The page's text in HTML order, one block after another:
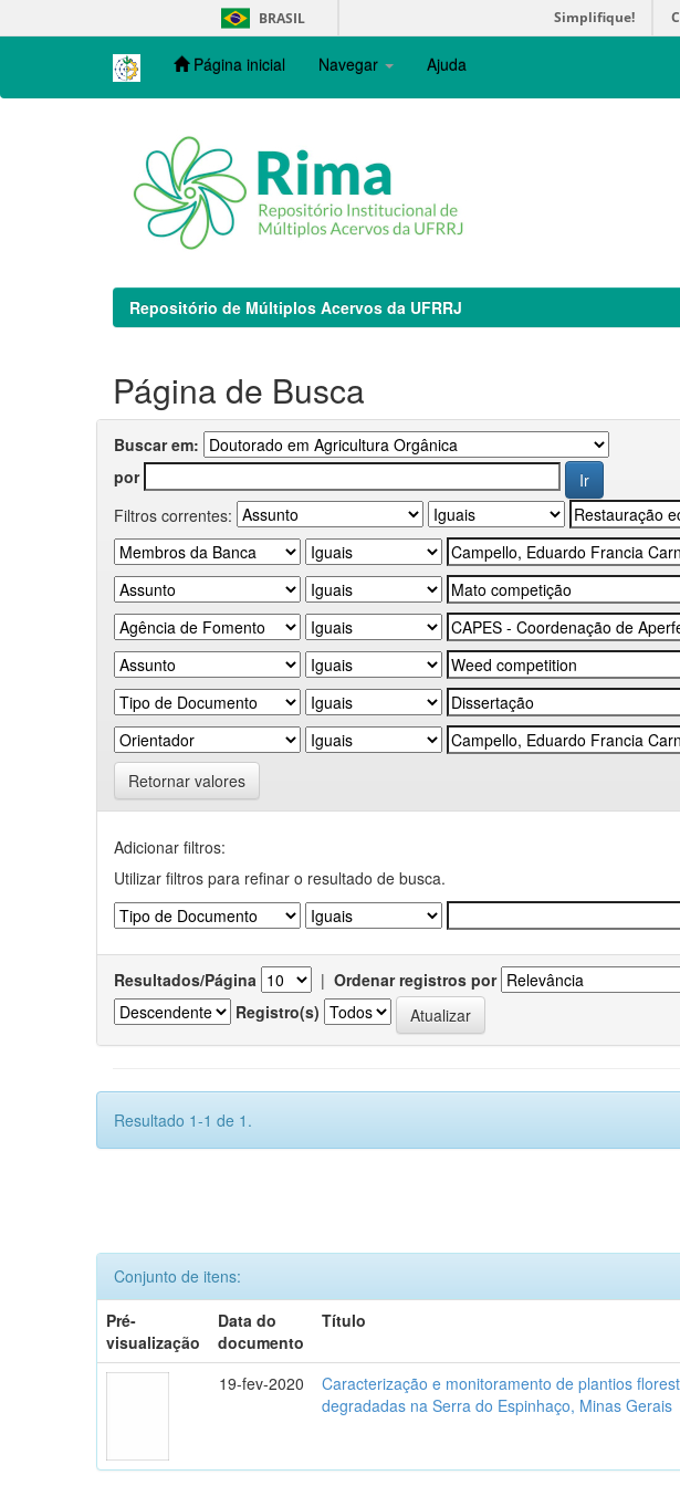
navigation
BRASIL Simplifique!
Página inicial Navegar Ajuda
Repositório de Múltiplos Acervos da UFRRJ
Página de Busca
Buscar em:
por
Filtros correntes:
Retornar valores
Adicionar filtros:
Utilizar filtros para refinar o resultado de busca.
Resultados/Página | Ordenar registros por
Registro(s)
Resultado 1-1 de 1.
Conjunto de itens:
Pré-
visualização
Data do
documento
Título
19-fev-2020
Caracterização e monitoramento de plantios
degradadas na Serra do Espinhaço, Minas Gerais